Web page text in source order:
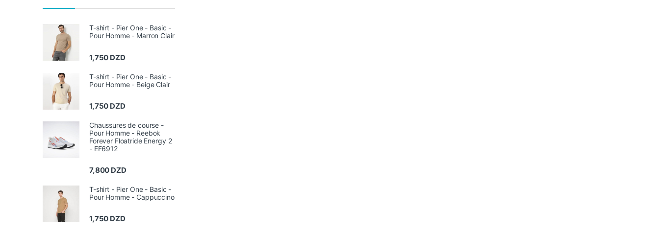
T-shirt - Pier One - Basic -
Pour Homme - Marron Clair
1,750 DZD
T-shirt - Pier One - Basic -
Pour Homme - Beige Clair
1,750 DZD
Chaussures de course -
Pour Homme - Reebok
Forever Floatride Energy 2
- EF6912
7,800 DZD
T-shirt - Pier One - Basic -
Pour Homme - Cappuccino
1,750 DZD